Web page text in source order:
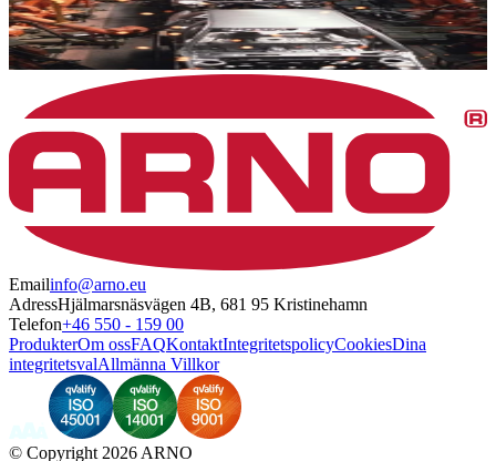
Emailinfo@arno.eu
AdressHjälmarsnäsvägen 4B, 681 95 Kristinehamn
Telefon+46 550 - 159 00
ProdukterOm ossFAQKontaktIntegritetspolicyCookiesDina
integritetsvalAllmänna Villkor
© Copyright 2026 ARNO